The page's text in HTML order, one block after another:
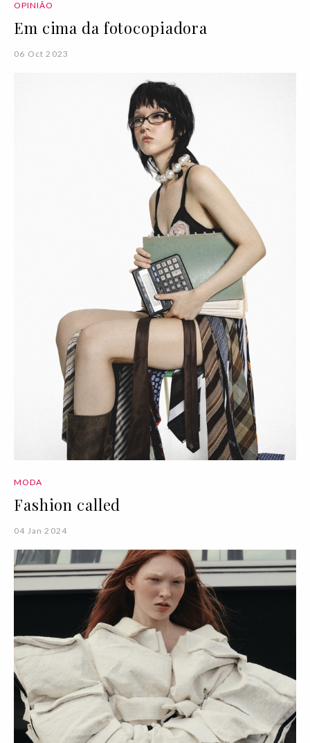
OPINIÃO
Em cima da fotocopiadora
06 Oct 2023
MODA
Fashion called
04 Jan 2024